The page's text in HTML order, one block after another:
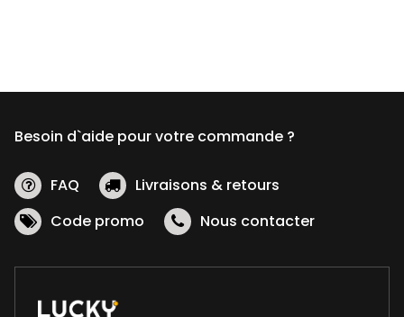
peuvent
choisies
la
du
Besoin d`aide pour votre commande ?
FAQ
Livraisons & retours
Code promo
Nous contacter